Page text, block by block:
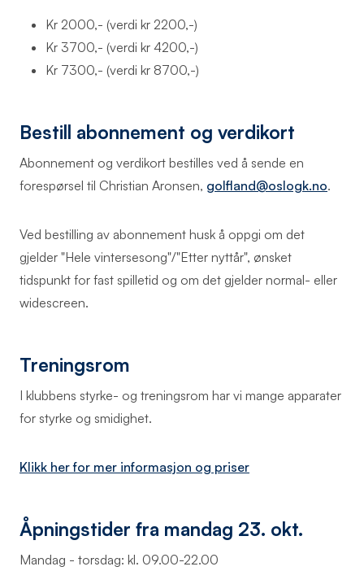
Kr 2000,- (verdi kr 2200,-)
Kr 3700,- (verdi kr 4200,-)
Kr 7300,- (verdi kr 8700,-)
Bestill abonnement og verdikort
Abonnement og verdikort bestilles ved å sende en
forespørsel til Christian Aronsen, golfland@oslogk.no.
Ved bestilling av abonnement husk å oppgi om det
gjelder "Hele vintersesong"/"Etter nyttår", ønsket
tidspunkt for fast spilletid og om det gjelder normal- eller
widescreen.
Treningsrom
I klubbens styrke- og treningsrom har vi mange apparater
for styrke og smidighet.
Klikk her for mer informasjon og priser
Åpningstider fra mandag 23. okt.
Mandag - torsdag: kl. 09.00-22.00